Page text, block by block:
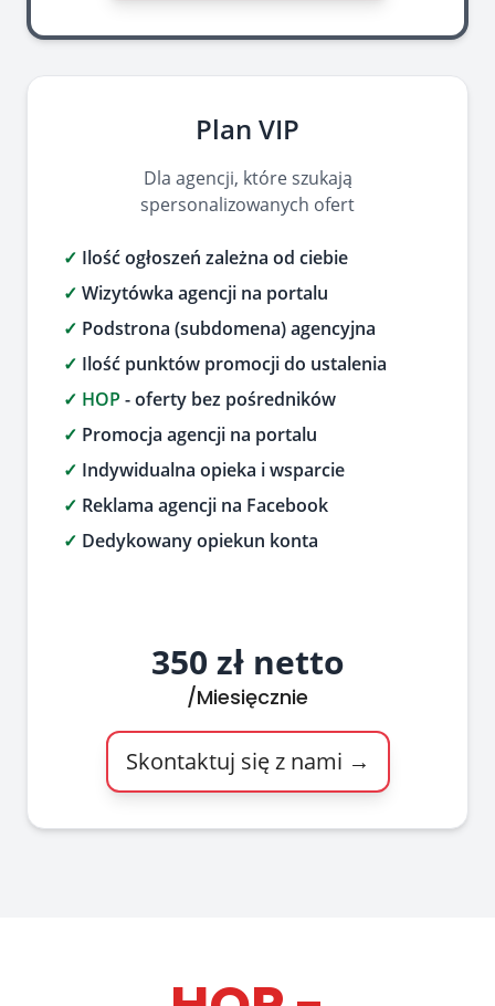
Plan VIP
Dla agencji, które szukają
spersonalizowanych ofert
✓ Ilość ogłoszeń zależna od ciebie
✓ Wizytówka agencji na portalu
✓ Podstrona (subdomena) agencyjna
✓ Ilość punktów promocji do ustalenia
✓ HOP - oferty bez pośredników
✓ Promocja agencji na portalu
✓ Indywidualna opieka i wsparcie
✓ Reklama agencji na Facebook
✓ Dedykowany opiekun konta
350 zł netto
/Miesięcznie
Skontaktuj się z nami →